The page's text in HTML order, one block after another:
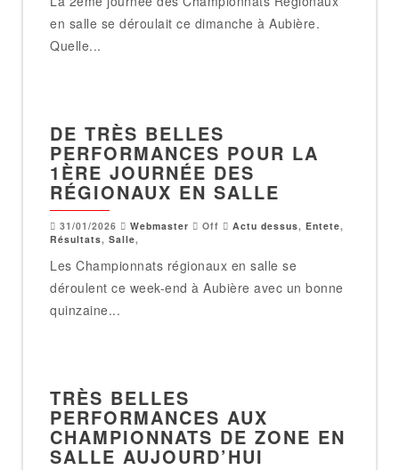
en salle se déroulait ce dimanche à Aubière.
Quelle...
DE TRÈS BELLES
PERFORMANCES POUR LA
1ÈRE JOURNÉE DES
RÉGIONAUX EN SALLE
31/01/2026 Webmaster Off Actu dessus, Entete,
Résultats, Salle,
Les Championnats régionaux en salle se
déroulent ce week-end à Aubière avec un bonne
quinzaine...
TRÈS BELLES
PERFORMANCES AUX
CHAMPIONNATS DE ZONE EN
SALLE AUJOURD’HUI